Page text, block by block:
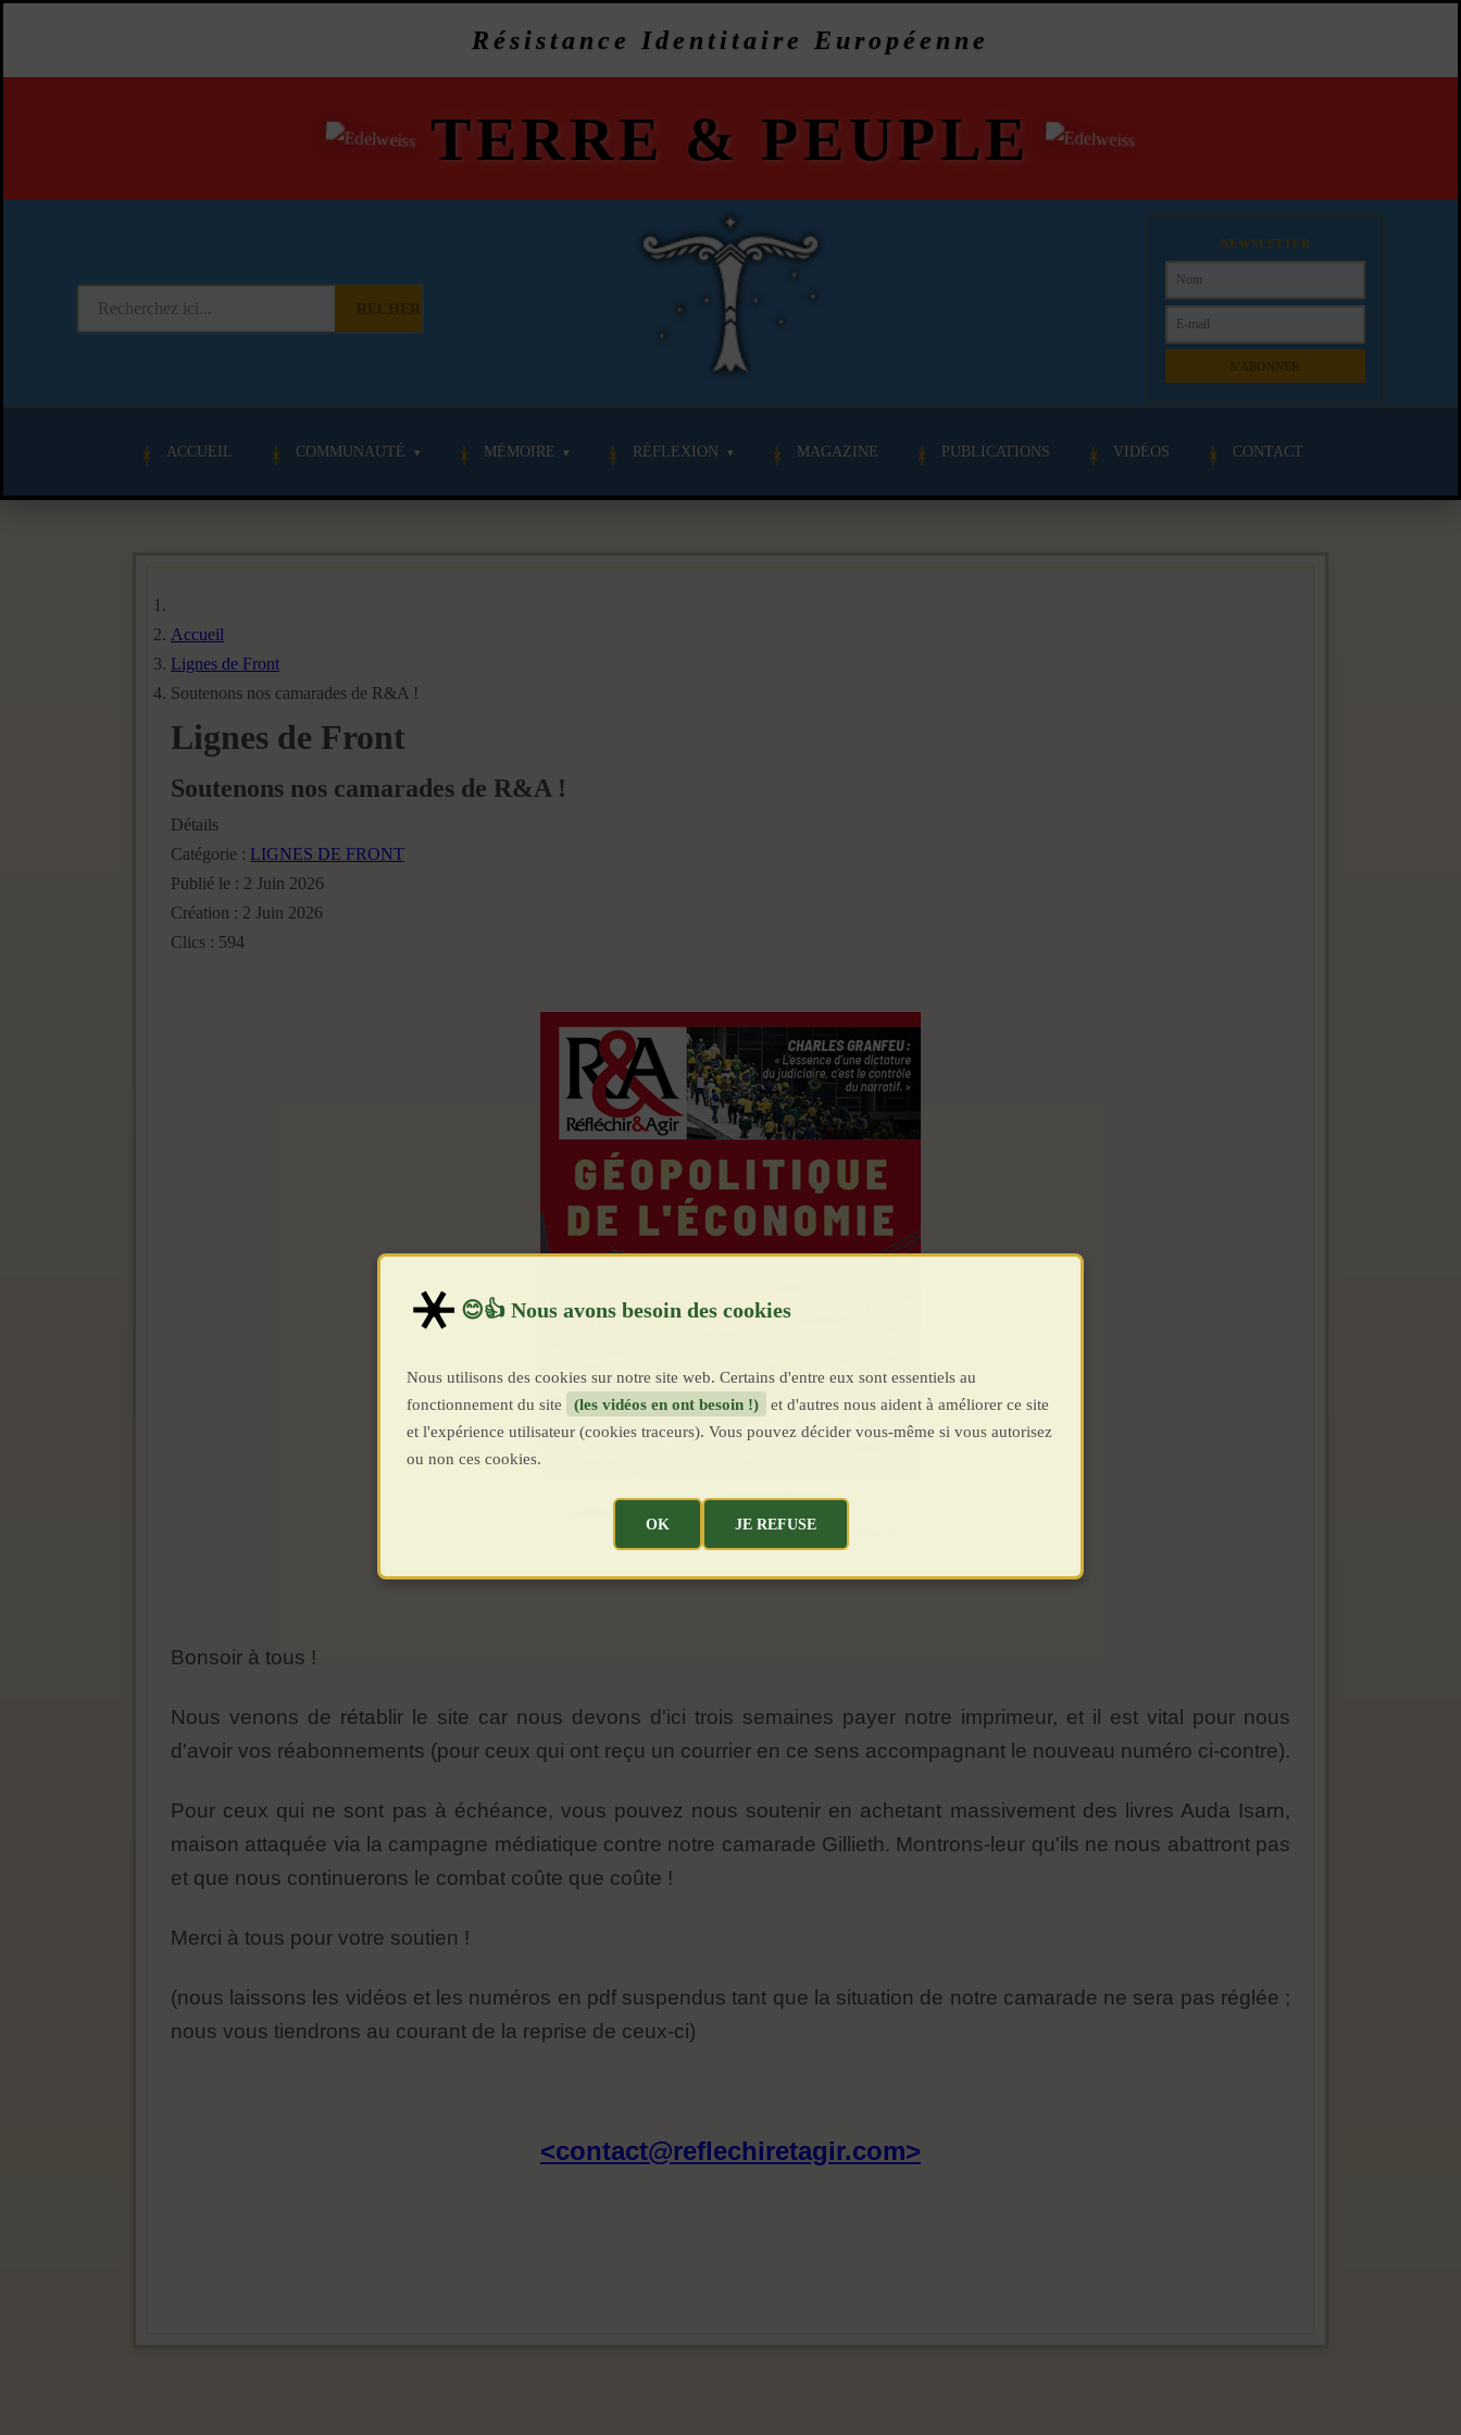
Résistance Identitaire Européenne
TERRE & PEUPLE
NEWSLETTER
ACCUEIL COMMUNAUTÉ MÉMOIRE RÉFLEXION MAGAZINE PUBLICATIONS VIDÉOS CONTACT
Accueil
Lignes de Front
Soutenons nos camarades de R&A !
Lignes de Front
Soutenons nos camarades de R&A !
Détails
Catégorie : LIGNES DE FRONT
Publié le : 2 Juin 2026
Création : 2 Juin 2026
Clics : 594
Bonsoir à tous !
Nous venons de rétablir le site car nous devons d'ici trois semaines payer notre imprimeur, et il est vital pour nous
d'avoir vos réabonnements (pour ceux qui ont reçu un courrier en ce sens accompagnant le nouveau numéro ci-contre).
Pour ceux qui ne sont pas à échéance, vous pouvez nous soutenir en achetant massivement des livres Auda Isarn,
maison attaquée via la campagne médiatique contre notre camarade Gillieth. Montrons-leur qu'ils ne nous abattront pas
et que nous continuerons le combat coûte que coûte !
Merci à tous pour votre soutien !
(nous laissons les vidéos et les numéros en pdf suspendus tant que la situation de notre camarade ne sera pas réglée ;
nous vous tiendrons au courant de la reprise de ceux-ci)
<contact@reflechiretagir.com>
Nous utilisons des cookies sur notre site web. Certains d'entre eux sont essentiels au
fonctionnement du site
(les vidéos en ont besoin !)
et d'autres nous aident à améliorer ce site
et l'expérience utilisateur (cookies traceurs). Vous pouvez décider vous-même si vous autorisez
ou non ces cookies.
OK JE REFUSE